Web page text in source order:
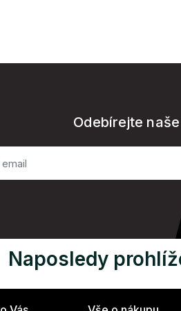
Odebírejte
Naposledy